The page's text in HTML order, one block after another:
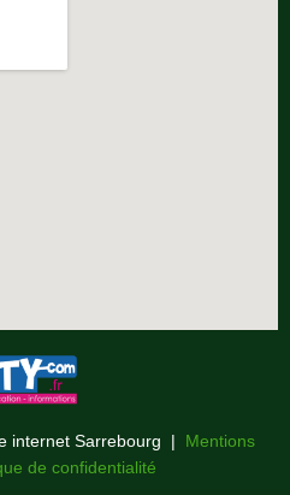
internet Sarrebourg |
Mentions
de confidentialité